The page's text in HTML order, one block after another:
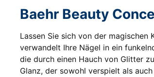
Baehr Beauty
Lassen Sie sich von der
verwandelt Ihre Nägel in ein
die durch einen Hauch von Glitter
Glanz, der sowohl verspielt als